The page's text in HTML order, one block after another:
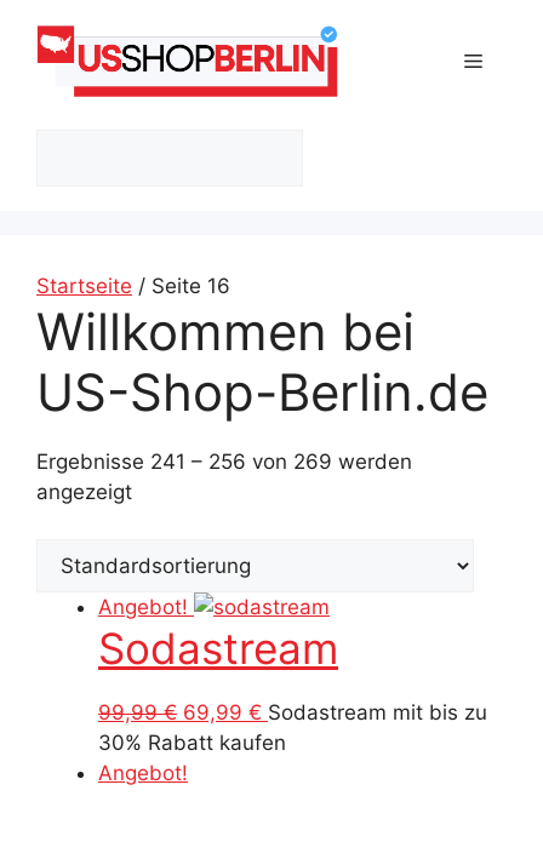
Inhalt
springen
Menü
Startseite / Seite 16
Willkommen bei
US-Shop-Berlin.de
Ergebnisse 241 – 256 von 269 werden
angezeigt
Angebot!
Sodastream
99,99€ Ursprünglicher
Preis
war:
69,99 € Aktueller
Preis
Sodastream mit bis zu
30% Rabatt kaufen
Angebot!